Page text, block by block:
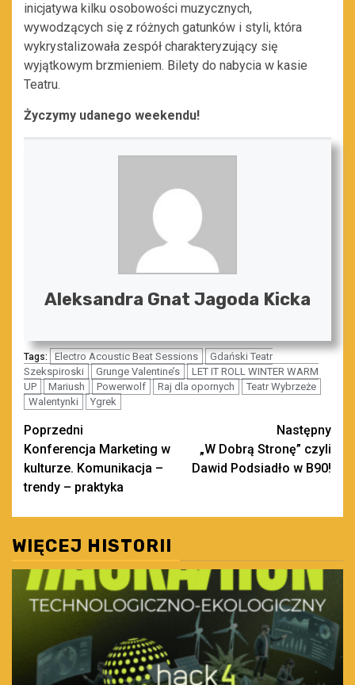
inicjatywa kilku osobowości muzycznych,
wywodzących się z różnych gatunków i styli, która
wykrystalizowała zespół charakteryzujący się
wyjątkowym brzmieniem. Bilety do nabycia w kasie
Teatru.
Życzymy udanego weekendu!
Aleksandra Gnat Jagoda Kicka
Tags: Electro Acoustic Beat Sessions
Gdański Teatr
Szekspiroski
Grunge Valentine’s
LET IT ROLL WINTER WARM
UP
Mariush Powerwolf Raj dla opornych
Teatr Wybrzeże
Walentynki
Ygrek
Zobacz
wpisy
Poprzedni
Konferencja Marketing w
kulturze. Komunikacja –
trendy – praktyka
Następny
„W Dobrą Stronę” czyli
Dawid Podsiadło w B90!
WIĘCEJ HISTORII